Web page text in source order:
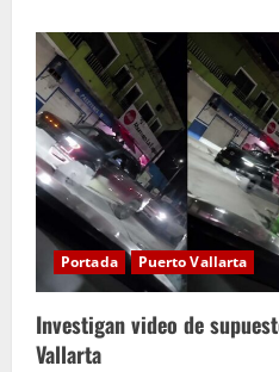
Portada Puerto Vallarta
Investigan video de
Vallarta